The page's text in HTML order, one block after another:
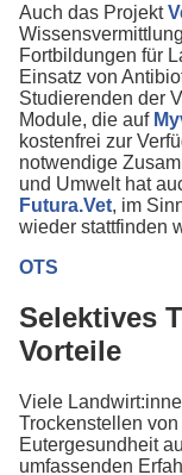
Auch das Projekt
Fortbildungen für
Einsatz von
Studierenden der
Module, die auf
kostenfrei zur
notwendige
und Umwelt hat
Futura.Vet, im
wieder stattfinden
OTS
Selektives
Vorteile
Viele
Trockenstellen
Eutergesundheit
umfassenden